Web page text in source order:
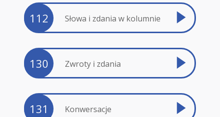
112 Słowa i zdania w kolumnie
130 Zwroty i zdania
131 Konwersacje